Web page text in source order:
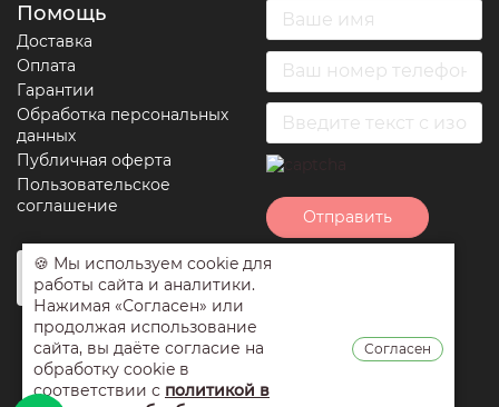
Помощь
Доставка
Оплата
Гарантии
Обработка персональных
данных
Публичная оферта
Пользовательское
соглашение
Отправить
условиями
обработки
🍪 Мы используем cookie для
работы сайта и аналитики.
Нажимая «Согласен» или
продолжая использование
сайта, вы даёте согласие на
обработку cookie в
соответствии с политикой в
Согласен